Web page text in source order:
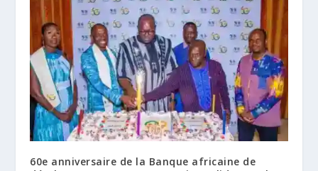
60e anniversaire de la Banque africaine de